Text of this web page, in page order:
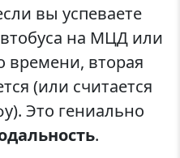
вы успеваете
на МЦД или
времени, вторая
(или считается
Это гениально
.